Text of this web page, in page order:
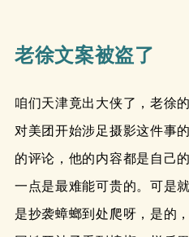
老徐文案被盗了
咱们天津竟出大侠了，老徐
对美团开始涉足摄影这件事
的评论，他的内容都是自己
一点是最难能可贵的。可是
是抄袭蟑螂到处爬呀，是的